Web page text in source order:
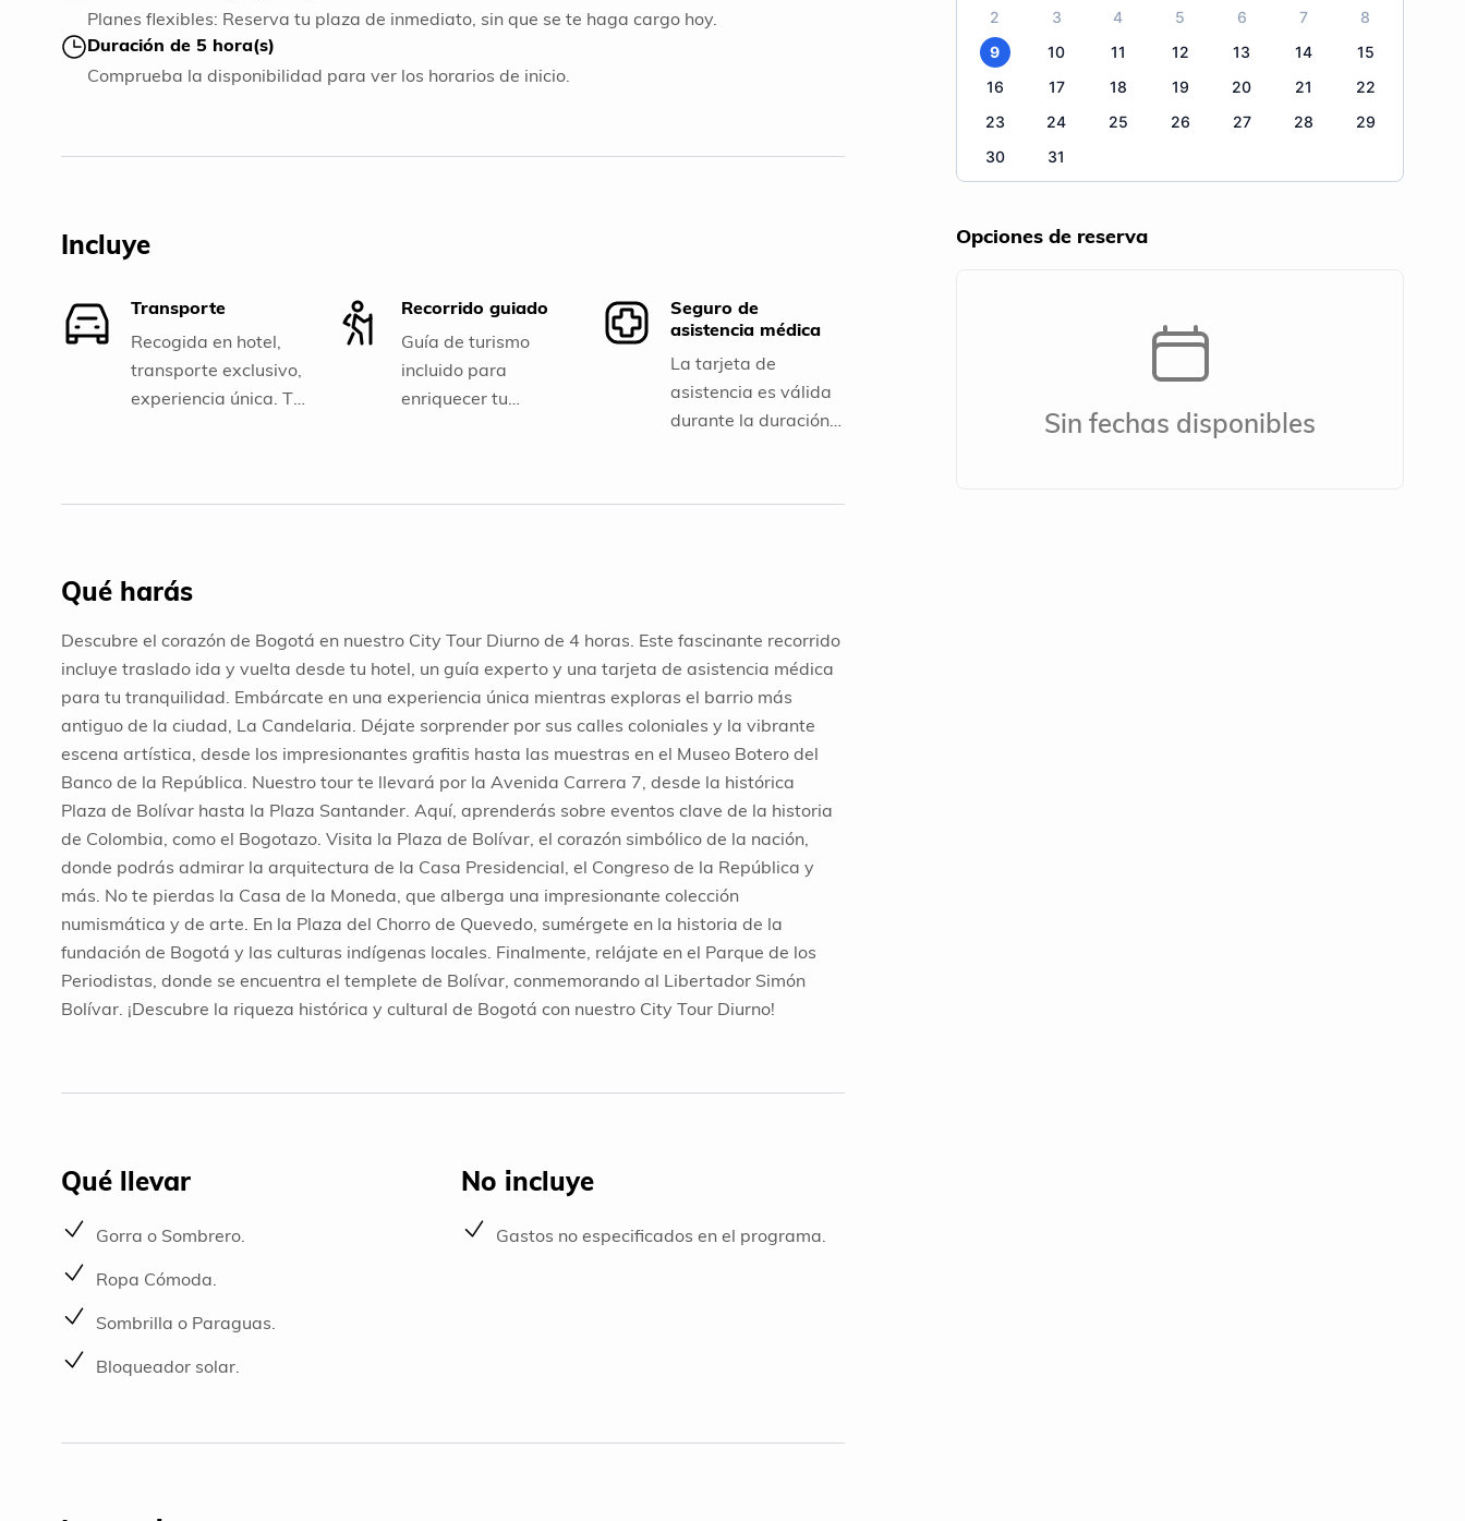
Planes flexibles: Reserva tu plaza de inmediato, sin que se te haga cargo hoy.
Duración de 5 hora(s)
Comprueba la disponibilidad para ver los horarios de inicio.
Incluye
Transporte
Recogida en hotel,
transporte exclusivo,
experiencia única. Tu
Recorrido guiado
Guía de turismo
incluido para
enriquecer tu
Seguro de
asistencia médica
La tarjeta de
asistencia es válida
durante la duración
inicio del mismo.
Qué harás
Descubre el corazón de Bogotá en nuestro City Tour Diurno de 4 horas. Este fascinante recorrido
incluye traslado ida y vuelta desde tu hotel, un guía experto y una tarjeta de asistencia médica
para tu tranquilidad. Embárcate en una experiencia única mientras exploras el barrio más
antiguo de la ciudad, La Candelaria. Déjate sorprender por sus calles coloniales y la vibrante
escena artística, desde los impresionantes grafitis hasta las muestras en el Museo Botero del
Banco de la República. Nuestro tour te llevará por la Avenida Carrera 7, desde la histórica
Plaza de Bolívar hasta la Plaza Santander. Aquí, aprenderás sobre eventos clave de la historia
de Colombia, como el Bogotazo. Visita la Plaza de Bolívar, el corazón simbólico de la nación,
donde podrás admirar la arquitectura de la Casa Presidencial, el Congreso de la República y
más. No te pierdas la Casa de la Moneda, que alberga una impresionante colección
numismática y de arte. En la Plaza del Chorro de Quevedo, sumérgete en la historia de la
fundación de Bogotá y las culturas indígenas locales. Finalmente, relájate en el Parque de los
Periodistas, donde se encuentra el templete de Bolívar, conmemorando al Libertador Simón
Bolívar. ¡Descubre la riqueza histórica y cultural de Bogotá con nuestro City Tour Diurno!
Qué llevar
Gorra o Sombrero.
Ropa Cómoda.
Sombrilla o Paraguas.
Bloqueador solar.
No incluye
Gastos no especificados en el programa.
2
3 4 5 6 7
8
9
10 11 12 13 14
15
16
17 18 19 20 21
22
23
24 25 26 27 28
29
30
31
Opciones de reserva
Sin fechas disponibles